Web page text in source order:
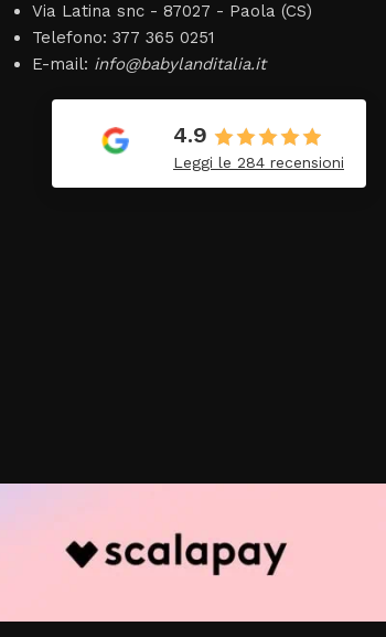
Vincenzo
Tutto perfetto. Ottimo
Via Latina snc - 87027 - Paola (CS)
Telefono: 377 365 0251
E-mail: info@babylanditalia.it
4.9
Leggi le 284 recensioni